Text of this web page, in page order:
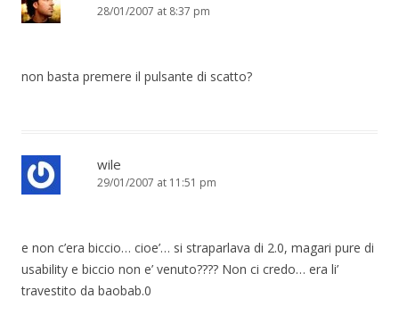
28/01/2007 at 8:37 pm
non basta premere il pulsante di scatto?
wile
29/01/2007 at 11:51 pm
e non c’era biccio… cioe’… si straparlava di 2.0, magari pure di
usability e biccio non e’ venuto???? Non ci credo… era li’
travestito da baobab.0